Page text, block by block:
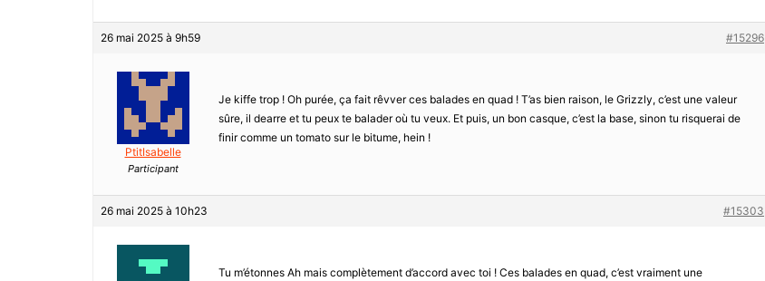
26 mai 2025 à 9h59 #15296
PtitIsabelle
Participant
Je kiffe trop ! Oh purée, ça fait rêvver ces balades en quad ! T’as bien raison, le Grizzly, c’est une valeur
sûre, il dearre et tu peux te balader où tu veux. Et puis, un bon casque, c’est la base, sinon tu risquerai de
finir comme un tomato sur le bitume, hein !
26 mai 2025 à 10h23 #15303
Tu m’étonnes Ah mais complètement d’accord avec toi ! Ces balades en quad, c’est vraiment une